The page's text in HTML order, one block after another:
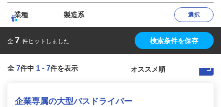
業種 製造系 選択
全 7 件ヒットしました 検索条件を保存
全 7件中 1 - 7件を表示
企業専属の大型バスドライバー